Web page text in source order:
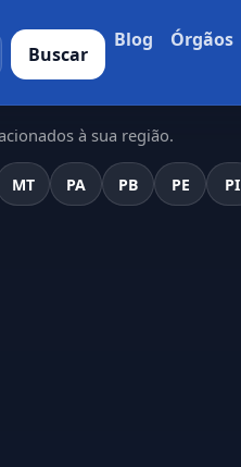
Buscar
Blog Órgãos
à sua região.
MT PA PB PE PI